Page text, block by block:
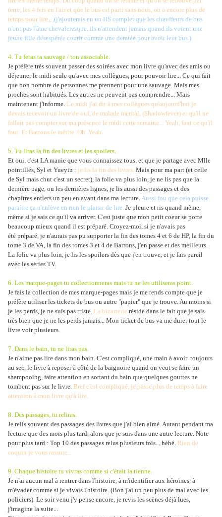
terre, les 4 fers en l'air et que le bus est parti sans nous, on a encore plus de
temps pour lire... (j'ajouterais en un HS complet que les chauffeurs de bus
n'ont pas l'âme chevaleresque, ils n'attendent jamais quand ils voient une
jeune fille désespérée courir comme une dératée pour avoir leur bus.)
4. Tu feras ta sauvage / ton associable.
Je préfère très souvent passer des soirées avec mon livre qu'avec des amis ou
déjeuner le midi seule qu'avec mes collègues, pour pouvoir lire... Ce qui fait
que bon nombre de personnes me prennent pour une sauvage. Mais mes
proches sont habitués. Les autres ne peuvent pas comprendre... Mais
maintenant j'informe. Ce midi j'ai dit à mes collègues qu'aujourd'hui je
devais recevoir un livre de ouf, de malade mental, (Shadowfever) et qu'il ne
fallait pas compter sur ma présence le midi cette semaine... Yeah, faut ce qu'il
faut. Et Barrons le mérite. Oh. Yeah.
5. Tu liras la fin des livres et les spoilers.
Et oui, c'est LA manie que vous connaissez tous, et que je partage avec Mlle
pointillés, Syl et Yueyin : je lis la fin des livres. Mais pour ma part (et celle
de Syl mais chut c'est un secret), la folie va plus loin, je ne lis pas que la
dernière page, ou les dernières lignes, je lis aussi des passages et des
chapitres entiers un peu en avant dans ma lecture.Aussi fou que cela puisse
paraître ça n'enlève en rien le plaisir de lire. Je pleure et ris quand même,
même si je sais ce qu'il va arriver. C'est juste que mon petit coeur se porte
beaucoup mieux quand il est préparé. Croyez-moi, si je n'avais pas
été préparé, je n'aurais pas pu supporter la fin des tomes 4 et 6 de HP, la fin du
tome 3 de VA, la fin des tomes 3 et 4 de Barrons, j'en passe et des meilleurs.
La folie va plus loin, je lis les spoilers dès que j'en trouve, et je fais pareil
avec les séries TV.
6. Les marque-pages tu collectionneras mais tu ne les utiliseras point.
Je fais la collection de mes marque-pages mais je me rends compte que je
préfère utiliser les tickets de bus ou autre "papier" que je trouve. Au moins si
je les perds, je ne suis pas triste. La bizarrerie réside dans le fait que je sais
très bien que je ne les perds jamais... Mon ticket de bus va me durer tout le
livre voir plusieurs.
7. Dans le bain, tu ne liras pas.
Je n'aime pas lire dans mon bain. C'est compliqué, une main à avoir toujours
au sec, le livre à reposer à côté de la baignoire quand on veut se faire un
shampooing, faire attention en sortant du bain que quelques gouttes ne
tombent pas sur le livre. Bref c'est compliqué, je passe plus de temps à faire
attention à mon livre qu'à lire.
8. Des passages, tu reliras.
Je relis souvent des passages des livres que j'ai bien aimé. Autant pendant ma
lecture que des mois plus tard, alors que je suis dans une autre lecture. Note
pour plus tard : Top 10 des passages relus plusieurs fois... héhé. Rien de
coquin je vous rassure...
9. Chaque histoire tu vivras comme si c'était la tienne.
Je n'ai aucun mal à rentrer dans l'histoire, à m'identifier aux héroïnes, à
m'évader comme si je vivais l'histoire. (Bon j'ai un peu plus de mal avec les
policiers). Le soir venu j'y pense encore, je revis les scènes déjà lues,
j'imagine la suite...